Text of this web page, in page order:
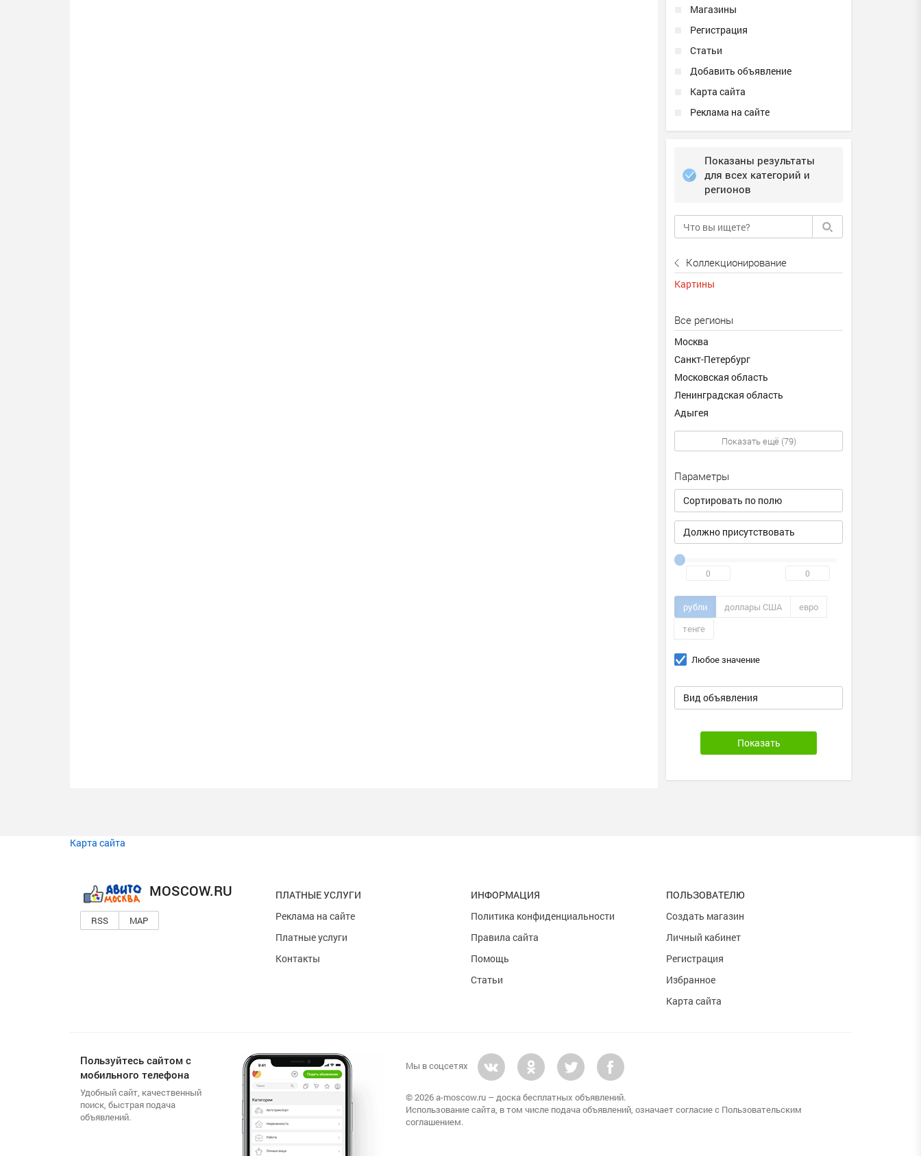
Магазины
Регистрация
Статьи
Добавить объявление
Карта сайта
Реклама на сайте
Показаны результаты
для всех категорий и
регионов
Коллекционирование
Картины
Все регионы
Москва
Санкт-Петербург
Московская область
Ленинградская область
Адыгея
Показать ещё (79)
Параметры
Сортировать по полю
Должно присутствовать
рубли доллары США
евро
тенге
Любое значение
Вид объявления
Карта сайта
MOSCOW.RU
RSS MAP
ПЛАТНЫЕ УСЛУГИ
Реклама на сайте
Платные услуги
Контакты
ИНФОРМАЦИЯ
Политика конфиденциальности
Правила сайта
Помощь
Статьи
ПОЛЬЗОВАТЕЛЮ
Создать магазин
Личный кабинет
Регистрация
Избранное
Карта сайта
Пользуйтесь сайтом с
мобильного телефона
Удобный сайт, качественный
поиск, быстрая подача
объявлений.
Мы в соцсетях
© 2026 a-moscow.ru – доска бесплатных объявлений.
Использование сайта, в том числе подача объявлений, означает согласие с Пользовательским
соглашением.